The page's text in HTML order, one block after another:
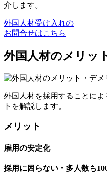
介します。
外国人材受け入れの
お問合せはこちら
外国人材のメリッ
外国人材を採用することに
トを解説します。
メリット
雇用の安定化
採用に困らない・多人数も